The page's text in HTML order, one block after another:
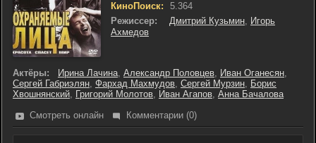
КиноПоиск:
5.364
Режиссер:
Дмитрий Кузьмин, Игорь
Ахмедов
Актёры: Ирина Лачина, Александр Половцев, Иван Оганесян,
Сергей Габриэлян, Фархад Махмудов, Сергей Мурзин, Борис
Хвошнянский, Григорий Молотов, Иван Агапов, Анна Бачалова
Смотреть онлайн
Комментарии (0)